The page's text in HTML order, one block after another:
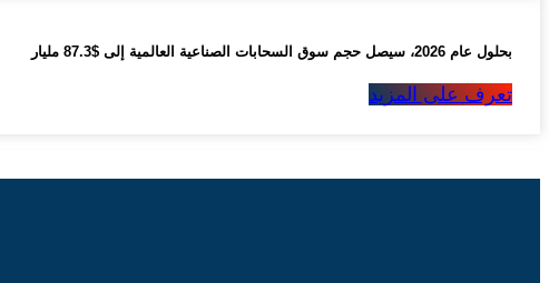
بحلول عام 2026، سيصل حجم سوق السحابات الصناعية العالمية إلى $87.3 مليار
تعرف على المزيد